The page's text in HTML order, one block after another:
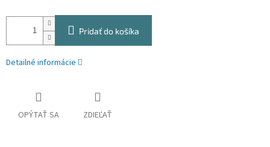
Pridať do košíka
Detailné informácie
OPÝTAŤ SA ZDIEĽAŤ